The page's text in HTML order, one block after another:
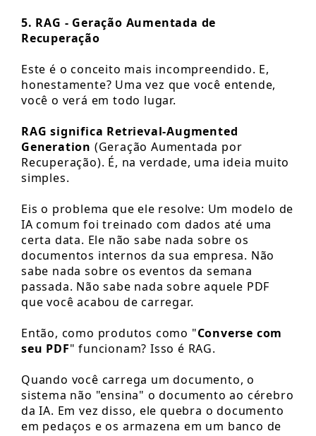
5. RAG - Geração Aumentada de
Recuperação
Este é o conceito mais incompreendido. E,
honestamente? Uma vez que você entende,
você o verá em todo lugar.
RAG significa Retrieval-Augmented
Generation (Geração Aumentada por
Recuperação). É, na verdade, uma ideia muito
simples.
Eis o problema que ele resolve: Um modelo de
IA comum foi treinado com dados até uma
certa data. Ele não sabe nada sobre os
documentos internos da sua empresa. Não
sabe nada sobre os eventos da semana
passada. Não sabe nada sobre aquele PDF
que você acabou de carregar.
Então, como produtos como "Converse com
seu PDF" funcionam? Isso é RAG.
Quando você carrega um documento, o
sistema não "ensina" o documento ao cérebro
da IA. Em vez disso, ele quebra o documento
em pedaços e os armazena em um banco de